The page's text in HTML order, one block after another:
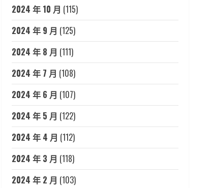
2024 年 10 月 (115)
2024 年 9 月 (125)
2024 年 8 月 (111)
2024 年 7 月 (108)
2024 年 6 月 (107)
2024 年 5 月 (122)
2024 年 4 月 (112)
2024 年 3 月 (118)
2024 年 2 月 (103)